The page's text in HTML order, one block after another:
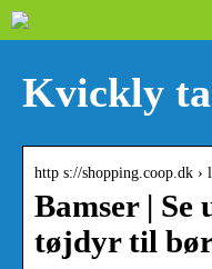
Kvickly
http s://shopping.coop.dk ›
Bamser | Se
tøjdyr til